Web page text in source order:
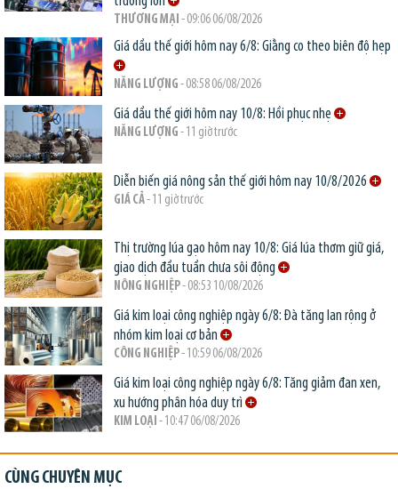
THƯƠNG MẠI - 09:06 06/08/2026
Giá dầu thế giới hôm nay 6/8: Giằng co theo biên độ hẹp
NĂNG LƯỢNG - 08:58 06/08/2026
Giá dầu thế giới hôm nay 10/8: Hồi phục nhẹ
NĂNG LƯỢNG - 11 giờ trước
Diễn biến giá nông sản thế giới hôm nay 10/8/2026
GIÁ CẢ- 11 giờ trước
Thị trường lúa gạo hôm nay 10/8: Giá lúa thơm giữ giá,
giao dịch đầu tuần chưa sôi động
NÔNG NGHIỆP- 08:53 10/08/2026
Giá kim loại công nghiệp ngày 6/8: Đà tăng lan rộng ở
nhóm kim loại cơ bản
CÔNG NGHIỆP- 10:59 06/08/2026
Giá kim loại công nghiệp ngày 6/8: Tăng giảm đan xen,
xu hướng phân hóa duy trì
KIM LOẠI - 10:47 06/08/2026
CÙNG CHUYÊN MỤC